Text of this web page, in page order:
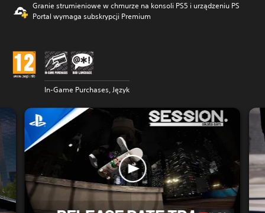
Granie strumieniowe w chmurze na konsoli PS5 i urządzeniu PS
Portal wymaga subskrypcji Premium
In-Game Purchases, Język